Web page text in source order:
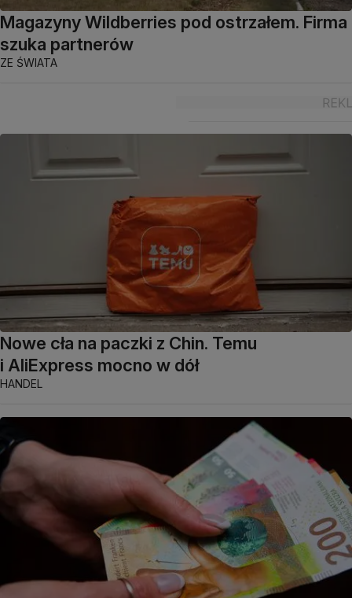
Magazyny Wildberries pod ostrzałem. Firma
szuka partnerów
ZE ŚWIATA
Nowe cła na paczki z Chin. Temu
i AliExpress mocno w dół
HANDEL